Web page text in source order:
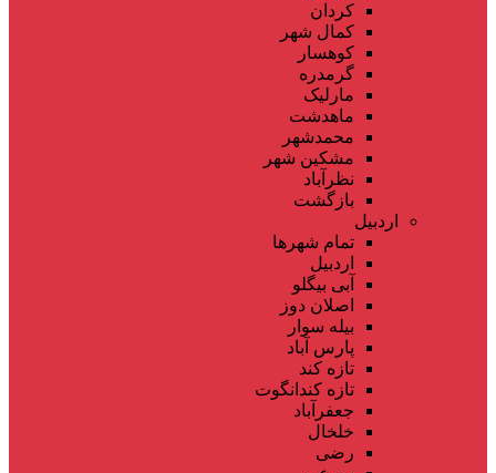
کردان
کمال شهر
کوهسار
گرمدره
مارلیک
ماهدشت
محمدشهر
مشکین شهر
نظرآباد
بازگشت
اردبیل
تمام شهر‌ها
اردبیل
آبی بیگلو
اصلان دوز
بیله سوار
پارس آباد
تازه کند
تازه کندانگوت
جعفرآباد
خلخال
رضی